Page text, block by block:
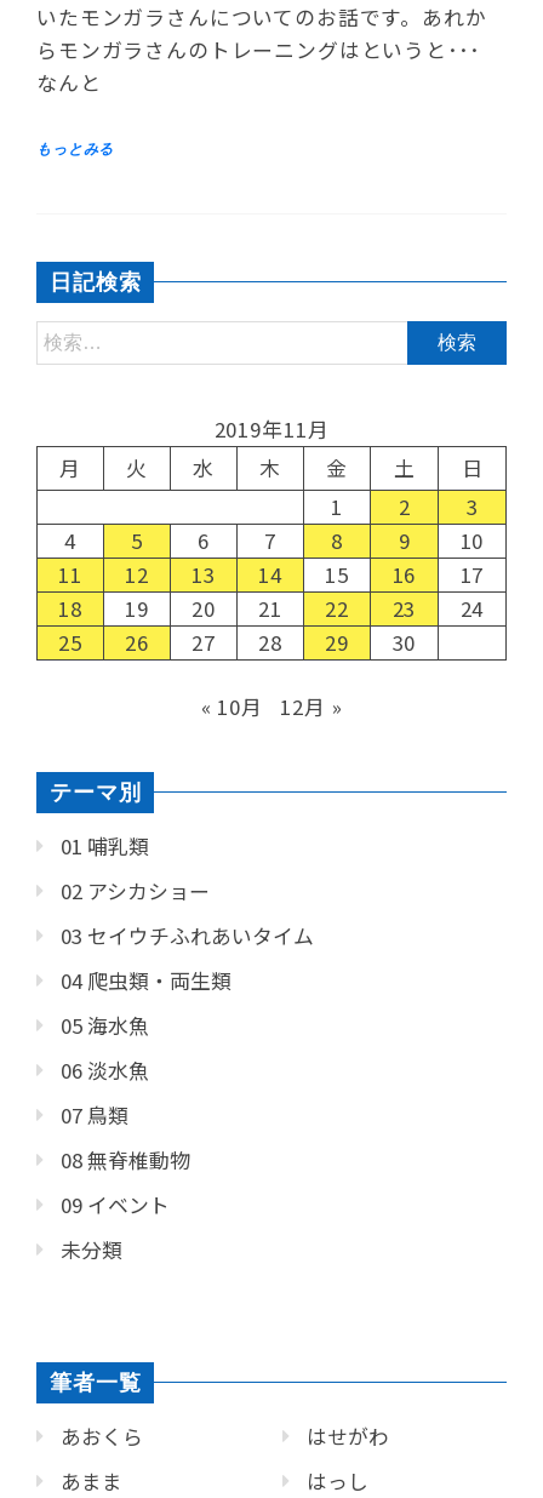
いたモンガラさんについてのお話です。あれか
らモンガラさんのトレーニングはというと･･･
なんと
日記検索
2019年11月
月
火 水 木 金 土
日
1
2
3
4
5 6 7 8 9
10
11
12 13 14 15 16
17
18
19 20 21 22 23
24
25
26 27 28 29 30
« 10月 12月 »
テーマ別
01 哺乳類
02 アシカショー
03 セイウチふれあいタイム
04 爬虫類・両生類
05 海水魚
06 淡水魚
07 鳥類
08 無脊椎動物
09 イベント
未分類
筆者一覧
あおくら
あまま
はせがわ
はっし